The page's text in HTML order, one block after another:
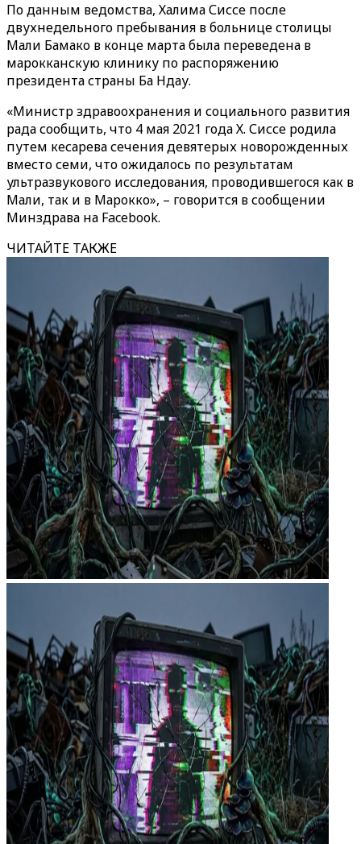
По данным ведомства, Халима Сиссе после
двухнедельного пребывания в больнице столицы
Мали Бамако в конце марта была переведена в
марокканскую клинику по распоряжению
президента страны Ба Ндау.
«Министр здравоохранения и социального развития
рада сообщить, что 4 мая 2021 года Х. Сиссе родила
путем кесарева сечения девятерых новорожденных
вместо семи, что ожидалось по результатам
ультразвукового исследования, проводившегося как в
Мали, так и в Марокко», – говорится в сообщении
Минздрава на Facebook.
ЧИТАЙТЕ ТАКЖЕ